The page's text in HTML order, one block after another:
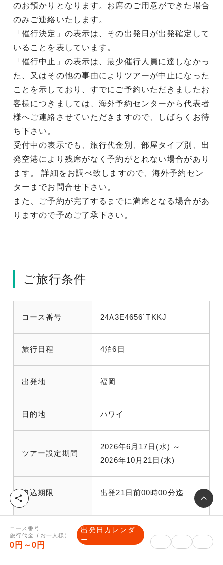
のお預かりとなります。お席のご用意ができた場合
のみご連絡いたします。
「催行決定」の表示は、その出発日が出発確定して
いることを表しています。
「催行中止」の表示は、最少催行人員に達しなかっ
た、又はその他の事由によりツアーが中止になった
ことを示しており、すでにご予約いただきましたお
客様につきましては、海外予約センターから代表者
様へご連絡させていただきますので、しばらくお待
ち下さい。
受付中の表示でも、旅行代金別、部屋タイプ別、出
発空港により残席がなく予約がとれない場合があり
ます。 詳細をお調べ致しますので、海外予約セン
ターまでお問合せ下さい。
また、ご予約が完了するまでに満席となる場合があ
りますので予めご了承下さい。
ご旅行条件
コース番号 24A3E4656`TKKJ
旅行日程 4泊6日
出発地 福岡
目的地 ハワイ
ツアー設定期間
2026年6月17日(水) ～
2026年10月21日(水)
申込期限 出発21日前00時00分迄
最少催行人員 1名
コース番号
旅行代金（お一人様）
0円～0円
出発日カレンダ
ー
シ
ェ
ア